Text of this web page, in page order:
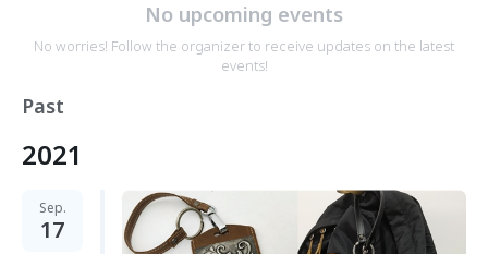
No upcoming events
No worries! Follow the organizer to receive updates on the latest
events!
Past
2021
Sep.
17